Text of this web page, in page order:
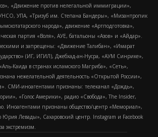
«Движение против нелегальной иммиграции»,
УПА, «Тризуб им. Степана Бандеры», «Мизантропик
народа», движение «Артподготовка»,
партия «Воля», АУЕ, батальоны «Азов» и «Айдар».
и запрещены: «Движение Талибан», «Имарат
(ИГ, ИГИЛ), Джебхад-ан-Нусра, «АУМ Синрике»,
Каида в странах исламского Магриба», «Сеть»,
нежелательной деятельность «Открытой России»,
СМИ-иноагентами признаны: телеканал «Дождь»,
«Голос Америки», радио «Свобода», The Insider,
Иноагентами признаны общество/центр «Мемориал»,
Левады», Сахаровский центр. Instagram и Facebook
экстремизм.